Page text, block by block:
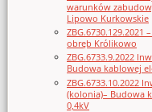
warunków
Lipowo Kurkowskie
ZBG.6730.129.2021
obręb Królikowo
ZBG.6733.9.2022
Budowa kablowej
ZBG.6733.10.2022
(kolonia)– Budowa
0,4kV